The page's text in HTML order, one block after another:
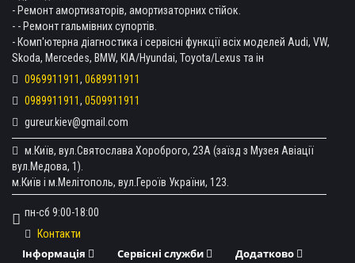
- Ремонт амортизаторів, амортизаторних стійок.
- - Ремонт гальмівних супортів.
- Комп'ютерна діагностика і сервісні функції всіх моделей Audi, VW,
Skoda, Mercedes, BMW, KIA/Hyundai, Toyota/Lexus та ін
0969911911, 0689911911
0989911911, 0509911911
gureur.kiev@gmail.com
м.Київ, вул.Святослава Хороброго, 23А (заїзд з Музея Авіації
вул.Медова, 1).
м.Київ і м.Мелітополь, вул.Героїв України, 123.
пн-сб 9:00-18:00
Контакти
Інформація Сервісні служби
Додатково